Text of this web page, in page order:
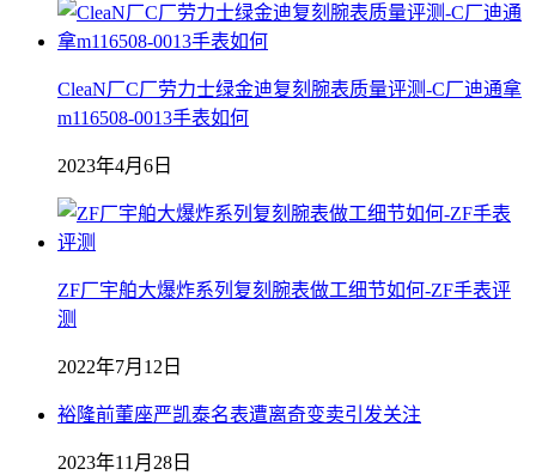
CleaN厂C厂劳力士绿金迪复刻腕表质量评测-C厂迪通拿
m116508-0013手表如何
2023年4月6日
ZF厂宇舶大爆炸系列复刻腕表做工细节如何-ZF手表评
测
2022年7月12日
裕隆前董座严凯泰名表遭离奇变卖引发关注
2023年11月28日